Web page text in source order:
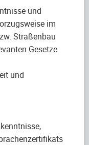
und
im
Straßenbau
Gesetze
und